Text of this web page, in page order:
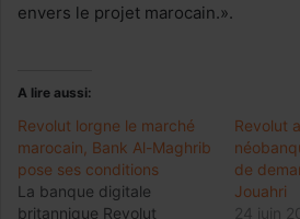
envers le projet marocain.».
A lire aussi:
Revolut lorgne le marché
marocain, Bank Al-Maghrib
pose ses conditions
La banque digitale
britannique Revolut
Revolut
de
Jouahri
24 juin